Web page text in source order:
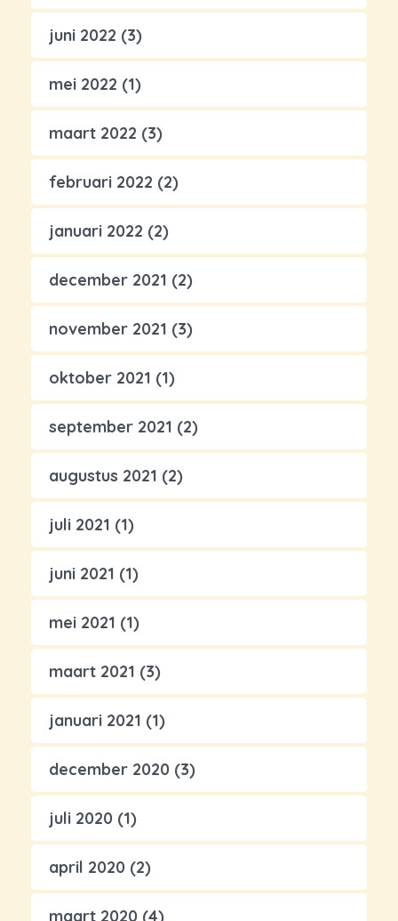
juni 2022 (3)
mei 2022 (1)
maart 2022 (3)
februari 2022 (2)
januari 2022 (2)
december 2021 (2)
november 2021 (3)
oktober 2021 (1)
september 2021 (2)
augustus 2021 (2)
juli 2021 (1)
juni 2021 (1)
mei 2021 (1)
maart 2021 (3)
januari 2021 (1)
december 2020 (3)
juli 2020 (1)
april 2020 (2)
maart 2020 (4)